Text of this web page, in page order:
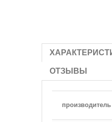
ОТЗЫВЫ
производитель